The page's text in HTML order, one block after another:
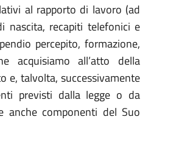
al rapporto di lavoro (ad
nascita, recapiti telefonici e
percepito, formazione,
acquisiamo all’atto della
e, talvolta, successivamente
previsti dalla legge o da
anche componenti del Suo